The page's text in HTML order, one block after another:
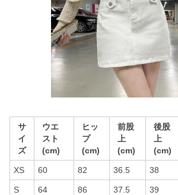
サ
イ
ズ
ウエ
スト
(cm)
ヒッ
プ
(cm)
前股
上
(cm)
後股
上
(cm)
XS 60 82 36.5 38
S 64 86 37.5 39